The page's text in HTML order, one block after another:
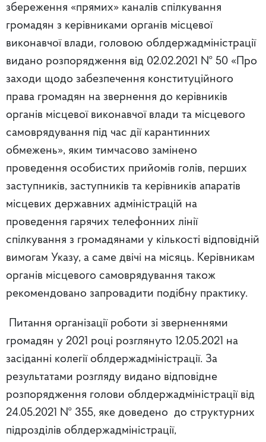
збереження «прямих» каналів спілкування
громадян з керівниками органів місцевої
виконавчої влади, головою облдержадміністрації
видано розпорядження від 02.02.2021 № 50 «Про
заходи щодо забезпечення конституційного
права громадян на звернення до керівників
органів місцевої виконавчої влади та місцевого
самоврядування під час дії карантинних
обмежень», яким тимчасово замінено
проведення особистих прийомів голів, перших
заступників, заступників та керівників апаратів
місцевих державних адміністрацій на
проведення гарячих телефонних лінії
спілкування з громадянами у кількості відповідній
вимогам Указу, а саме двічі на місяць. Керівникам
органів місцевого самоврядування також
рекомендовано запровадити подібну практику.
Питання організації роботи зі зверненнями
громадян у 2021 році розглянуто 12.05.2021 на
засіданні колегії облдержадміністрації. За
результатами розгляду видано відповідне
розпорядження голови облдержадміністрації від
24.05.2021 № 355, яке доведено до структурних
підрозділів облдержадміністрації,